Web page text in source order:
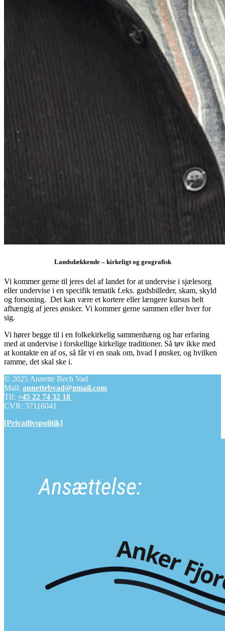
Landsdækkende – kirkeligt og geografisk
Vi kommer gerne til jeres del af landet for at undervise i sjælesorg
eller undervise i en specifik tematik f.eks. gudsbilleder, skam, skyld
og forsoning. Det kan være et kortere eller længere kursus helt
afhængig af jeres ønsker. Vi kommer gerne sammen eller hver for
sig.
Vi hører begge til i en folkekirkelig sammenhæng og har erfaring
med at undervise i forskellige kirkelige traditioner. Så tøv ikke med
at kontakte en af os, så får vi en snak om, hvad I ønsker, og hvilken
ramme, det skal ske i.
© 2025 Annette Bech Vad
Mail: annettebvad@gmail.com
Tlf: +45 22 74 32 18
CVR: 37116041
[Privatlivspolitik]